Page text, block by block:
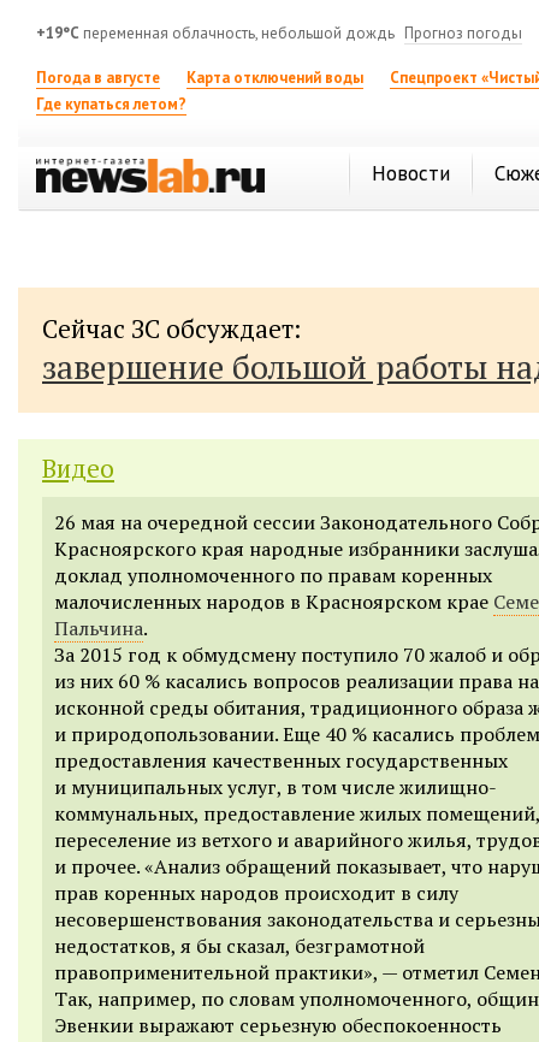
+19°C переменная облачность, небольшой дождь Прогноз погоды
Погода в августе Карта отключений воды
Спецпроект
Где купаться летом?
Новости
Сейчас ЗС обсуждает:
завершение большой работы
Видео
26 мая на очередной сессии Законодательного
Красноярского края народные избранники
доклад уполномоченного по правам коренных
малочисленных народов в Красноярском крае
Пальчина.
За 2015 год к обмудсмену поступило 70 жалоб и
из них 60 % касались вопросов реализации права
исконной среды обитания, традиционного образа
и природопользовании.Еще 40 % касались проблем
предоставления качественных государственных
и муниципальных услуг, в том числе жилищно-
коммунальных, предоставление жилых помещений,
переселение из ветхого и аварийного жилья,
и прочее. «Анализ обращений показывает, что
прав коренных народов происходит в силу
несовершенствования законодательства и
недостатков, я бы сказал, безграмотной
правоприменительной практики», — отметил
Так, например, по словам уполномоченного,
Эвенкии выражают серьезную обеспокоенность